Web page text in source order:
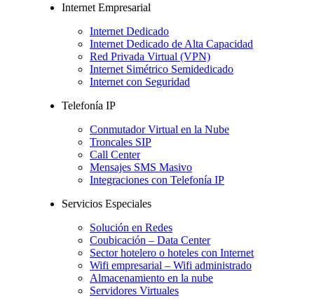
Internet Empresarial
Internet Dedicado
Internet Dedicado de Alta Capacidad
Red Privada Virtual (VPN)
Internet Simétrico Semidedicado
Internet con Seguridad
Telefonía IP
Conmutador Virtual en la Nube
Troncales SIP
Call Center
Mensajes SMS Masivo
Integraciones con Telefonía IP
Servicios Especiales
Solución en Redes
Coubicación – Data Center
Sector hotelero o hoteles con Internet
Wifi empresarial – Wifi administrado
Almacenamiento en la nube
Servidores Virtuales